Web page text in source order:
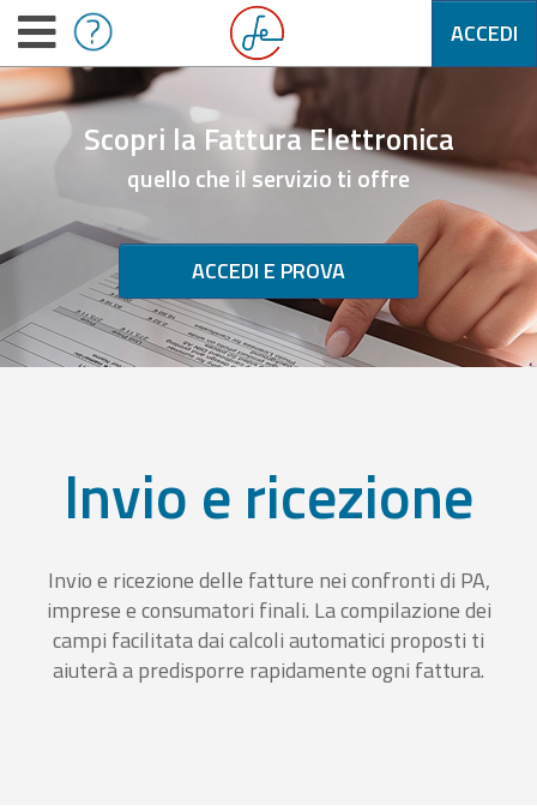
ACCEDI
Scopri la Fattura Elettronica
quello che il servizio ti offre
ACCEDI E PROVA
Invio e ricezione
Invio e ricezione delle fatture nei confronti di PA,
imprese e consumatori finali. La compilazione dei
campi facilitata dai calcoli automatici proposti ti
aiuterà a predisporre rapidamente ogni fattura.